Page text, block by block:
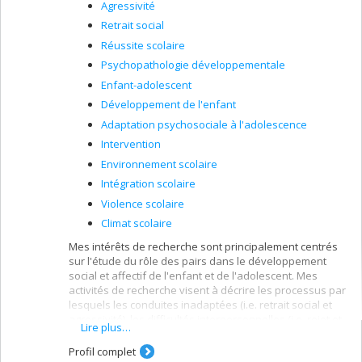
Agressivité
Retrait social
Réussite scolaire
Psychopathologie développementale
Enfant-adolescent
Développement de l'enfant
Adaptation psychosociale à l'adolescence
Intervention
Environnement scolaire
Intégration scolaire
Violence scolaire
Climat scolaire
Mes intérêts de recherche sont principalement centrés
sur l'étude du rôle des pairs dans le développement
social et affectif de l'enfant et de l'adolescent. Mes
activités de recherche visent à décrire les processus par
lesquels les conduites inadaptées (i.e. retrait social et
victimisation par les pairs) et les caractéristiques des
amis se conjuguent pour conduire au développement
Lire plus…
Profil complet